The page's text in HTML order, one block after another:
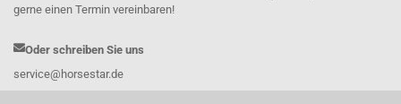
gerne einen Termin vereinbaren!
Oder schreiben Sie uns
service@horsestar.de